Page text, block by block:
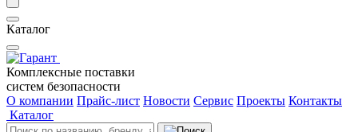
Каталог
Комплексные поставки
систем безопасности
О компании Прайс-лист Новости Сервис Проекты Контакты
Каталог